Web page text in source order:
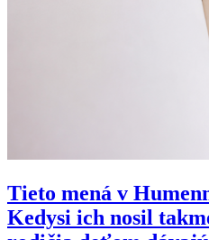
Tieto mená v
Kedysi ich nosil